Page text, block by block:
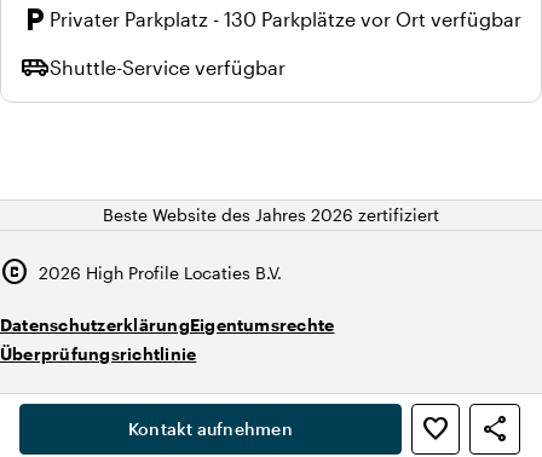
Kontakt aufnehmen favorite_border shareperson
,
local_parking Privater Parkplatz - 130 Parkplätze vor Ort verfügbar
airport_shuttleShuttle-Service verfügbar
Beste Website des Jahres 2026 zertifiziert
copyright 2026 High Profile Locaties B.V.
DatenschutzerklärungEigentumsrechte
Überprüfungsrichtlinie